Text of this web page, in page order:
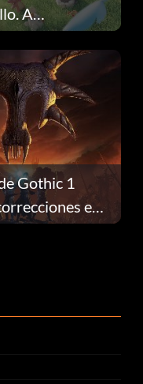
A
por qué.
Gothic 1
en